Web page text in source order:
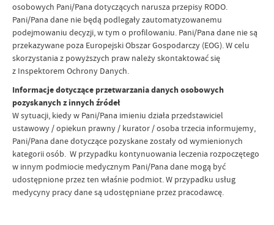
osobowych Pani/Pana dotyczących narusza przepisy RODO.
Pani/Pana dane nie będą podlegały zautomatyzowanemu
podejmowaniu decyzji, w tym o profilowaniu. Pani/Pana dane nie są
przekazywane poza Europejski Obszar Gospodarczy (EOG). W celu
skorzystania z powyższych praw należy skontaktować się
z Inspektorem Ochrony Danych.
Informacje dotyczące przetwarzania danych osobowych
pozyskanych z innych źródeł
W sytuacji, kiedy w Pani/Pana imieniu działa przedstawiciel
ustawowy / opiekun prawny / kurator / osoba trzecia informujemy,
Pani/Pana dane dotyczące pozyskane zostały od wymienionych
kategorii osób. W przypadku kontynuowania leczenia rozpoczętego
w innym podmiocie medycznym Pani/Pana dane mogą być
udostępnione przez ten właśnie podmiot. W przypadku usług
medycyny pracy dane są udostępniane przez pracodawcę.